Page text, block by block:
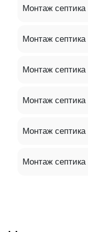
Монтаж септика
Монтаж септика
Монтаж септика
Монтаж септика
Монтаж септика
Монтаж септика